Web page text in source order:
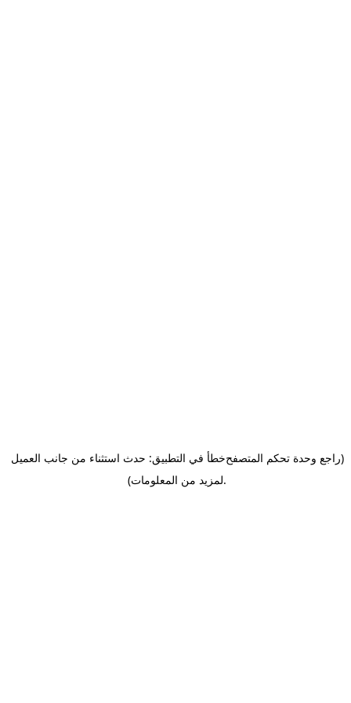
خطأ في التطبيق: حدث استثناء من جانب العميل(راجع وحدة تحكم المتصفح
لمزيد من المعلومات).